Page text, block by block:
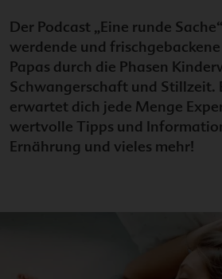
Der Podcast „Eine runde
werdende und
Papas durch die Phasen
Schwangerschaft und Stillzeit.
erwartet dich jede Menge
wertvolle Tipps und
Ernährung und vieles mehr!